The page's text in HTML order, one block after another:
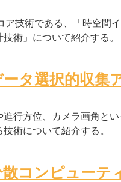
ア技術である、「時空間
術」について紹介する。
タ選択的収集
進行方位、カメラ画角と
術について紹介する。
コンピューテ